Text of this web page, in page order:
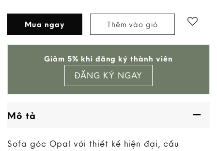
Mua ngay Thêm vào giỏ
wishlist
Giảm 5% khi đăng ký thành viên
ĐĂNG KÝ NGAY
Mô tả
Sofa góc Opal với thiết kế hiện đại, cấu